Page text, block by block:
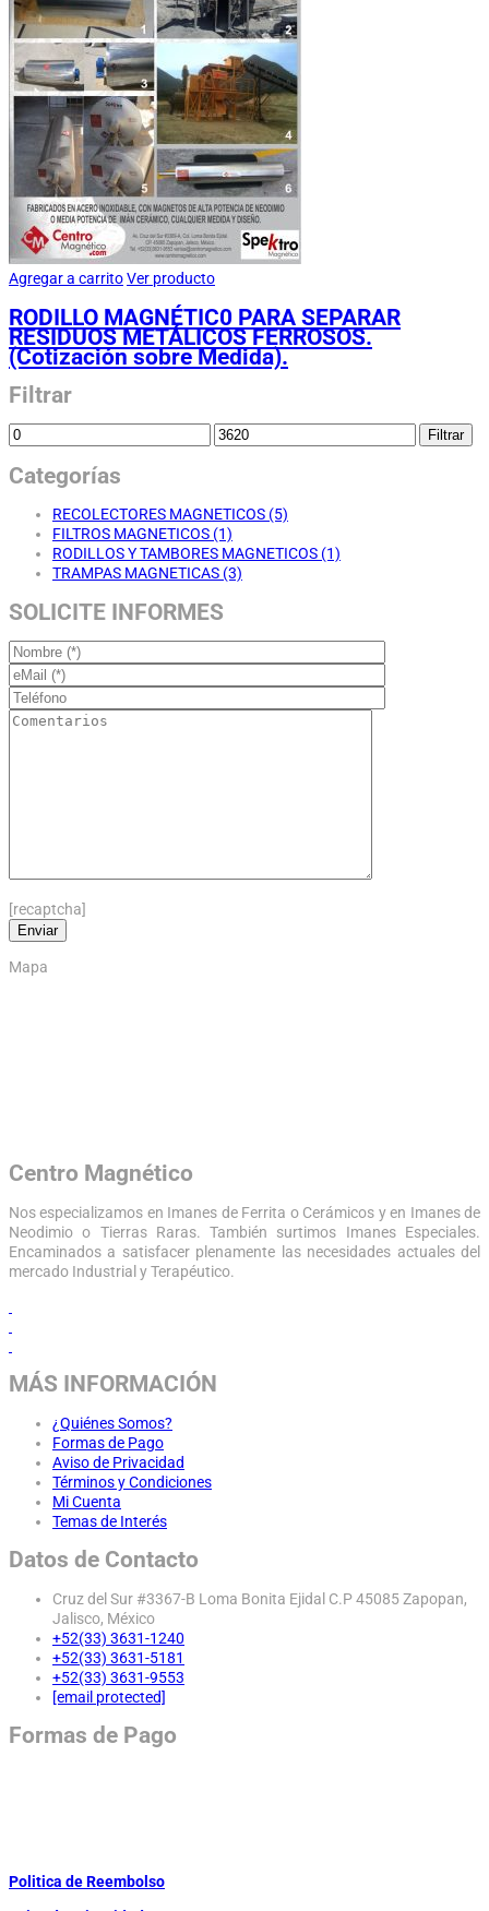
Agregar a carritoVer producto
RODILLO MAGNÉTIC0 PARA SEPARAR
RESIDUOS METÁLICOS FERROSOS.
(Cotización sobre Medida).
Filtrar
Filtrar
Categorías
RECOLECTORES MAGNETICOS (5)
FILTROS MAGNETICOS (1)
RODILLOS Y TAMBORES MAGNETICOS (1)
TRAMPAS MAGNETICAS (3)
SOLICITE INFORMES
[recaptcha]
Mapa
Centro Magnético
Nos especializamos en Imanes de Ferrita o Cerámicos y en Imanes de
Neodimio o Tierras Raras. También surtimos Imanes Especiales.
Encaminados a satisfacer plenamente las necesidades actuales del
mercado Industrial y Terapéutico.
MÁS INFORMACIÓN
¿Quiénes Somos?
Formas de Pago
Aviso de Privacidad
Términos y Condiciones
Mi Cuenta
Temas de Interés
Datos de Contacto
Cruz del Sur #3367-B Loma Bonita Ejidal C.P 45085 Zapopan,
Jalisco, México
+52(33) 3631-1240
+52(33) 3631-5181
+52(33) 3631-9553
[email protected]
Formas de Pago
Politica de Reembolso